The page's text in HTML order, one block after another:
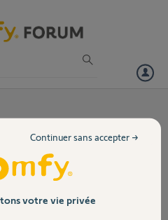
un compte mais mail
de rattacher ma box à
« voyant bleu clignotant » on me dit
votre vie privée
Continuer sans accepter →